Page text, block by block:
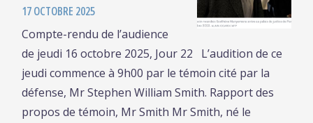
17 OCTOBRE 2025
Compte-rendu de l’audience
de jeudi 16 octobre 2025, Jour 22 L’audition de ce
jeudi commence à 9h00 par le témoin cité par la
défense, Mr Stephen William Smith. Rapport des
propos de témoin, Mr Smith Mr Smith, né le